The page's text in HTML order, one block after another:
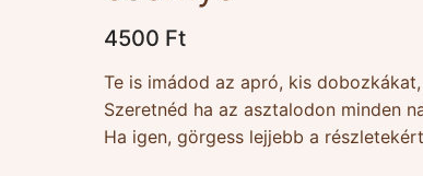
4500 Ft
Te is imádod az apró, kis
Szeretnéd ha az asztalodon minden
Ha igen, görgess lejjebb a